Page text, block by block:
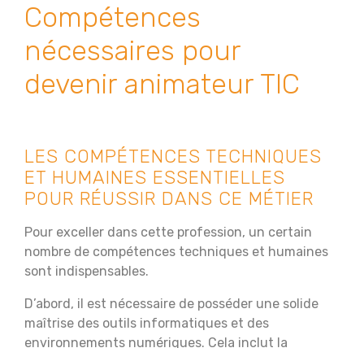
Compétences
nécessaires pour
devenir animateur TIC
LES COMPÉTENCES TECHNIQUES
ET HUMAINES ESSENTIELLES
POUR RÉUSSIR DANS CE MÉTIER
Pour exceller dans cette profession, un certain
nombre de compétences techniques et humaines
sont indispensables.
D’abord, il est nécessaire de posséder une solide
maîtrise des outils informatiques et des
environnements numériques. Cela inclut la